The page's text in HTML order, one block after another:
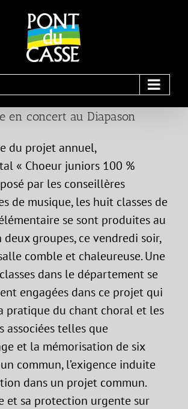
en concert au Diapason
du projet annuel,
« Choeur juniors 100 %
par les conseillères
de musique, les huit classes de
se sont produites au
deux groupes, ce vendredi soir,
comble et chaleureuse. Une
dans le département se
engagées dans ce projet qui
pratique du chant choral et les
associées telles que
et la mémorisation de six
commun, l’exigence induite
dans un projet commun.
et sa protection urgente sur